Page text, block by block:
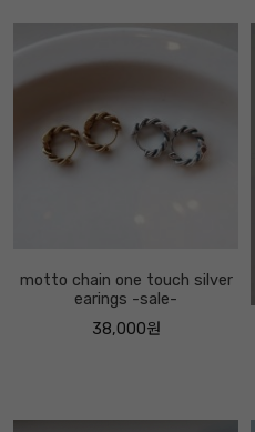
motto chain one touch silver
earings -sale-
38,000원